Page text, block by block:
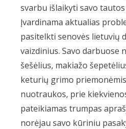
svarbu išlaikyti savo
Įvardinama aktualias
pasitelkti senovės lietuvių
vaizdinius. Savo darbuose
šešėlius, makiažo
keturių grimo
nuotraukos, prie
pateikiamas trumpas
norėjau savo kūriniu